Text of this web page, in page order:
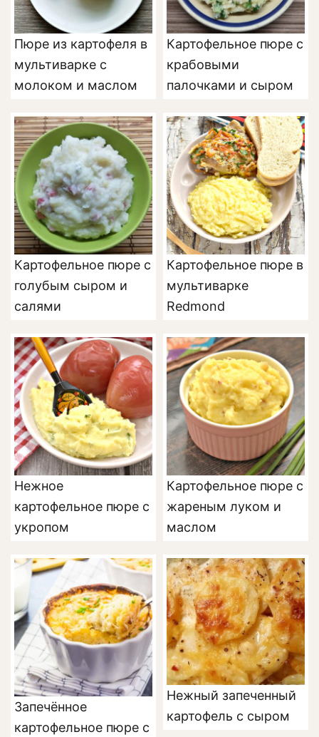
Пюре из картофеля в
мультиварке с
молоком и маслом
Картофельное пюре с
крабовыми
палочками и сыром
Картофельное пюре с
голубым сыром и
салями
Картофельное пюре в
мультиварке
Redmond
Нежное
картофельное пюре с
укропом
Картофельное пюре с
жареным луком и
маслом
Запечённое
картофельное пюре с
Нежный запеченный
картофель с сыром